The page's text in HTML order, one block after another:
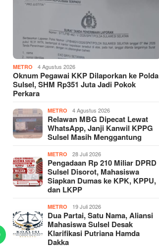
METRO 4 Agustus 2026
Oknum Pegawai KKP Dilaporkan ke Polda
Sulsel, SHM Rp351 Juta Jadi Pokok
Perkara
METRO 4 Agustus 2026
Relawan MBG Dipecat Lewat
WhatsApp, Janji Kanwil KPPG
Sulsel Masih Menggantung
METRO 28 Juli 2026
Pengadaan Rp 210 Miliar DPRD
Sulsel Disorot, Mahasiswa
Siapkan Dumas ke KPK, KPPU,
dan LKPP
METRO 19 Juli 2026
Dua Partai, Satu Nama, Aliansi
Mahasiswa Sulsel Desak
Klarifikasi Putriana Hamda
Dakka